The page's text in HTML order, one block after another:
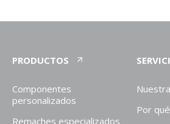
PRODUCTOS
Componentes
personalizados
Remaches especializados
Por